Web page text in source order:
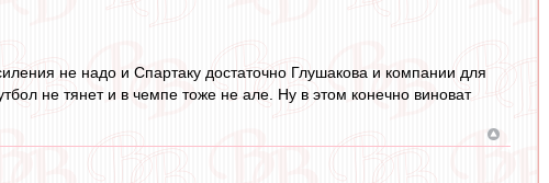
не надо и Спартаку достаточно Глушакова и компании для
не тянет и в чемпе тоже не але. Ну в этом конечно виноват